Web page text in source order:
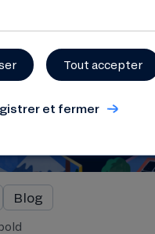
Blog
Tout accepter
et fermer